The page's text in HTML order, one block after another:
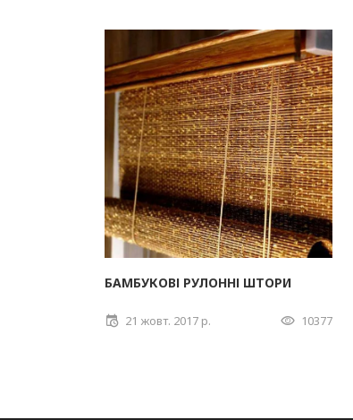
БАМБУКОВІ РУЛОННІ ШТОРИ
21 жовт. 2017 р. 10377